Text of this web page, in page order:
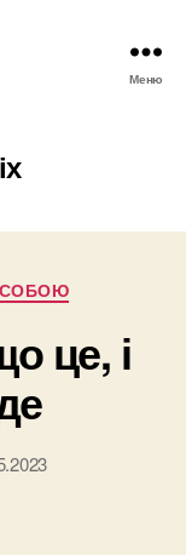
Меню
СОБОЮ
це, і